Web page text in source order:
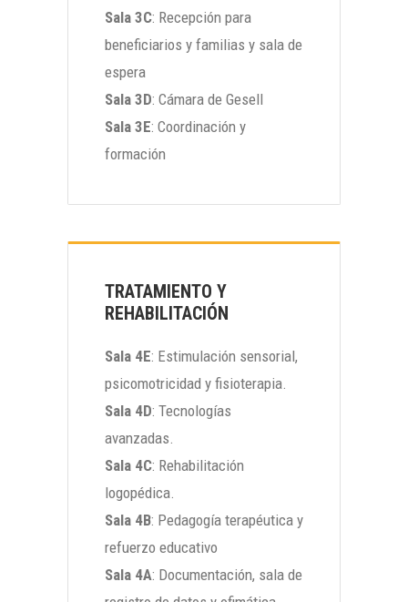
Sala 3C: Recepción para
beneficiarios y familias y sala de
espera
Sala 3D: Cámara de Gesell
Sala 3E: Coordinación y
formación
TRATAMIENTO Y
REHABILITACIÓN
Sala 4E: Estimulación sensorial,
psicomotricidad y fisioterapia.
Sala 4D: Tecnologías
avanzadas.
Sala 4C: Rehabilitación
logopédica.
Sala 4B: Pedagogía terapéutica y
refuerzo educativo
Sala 4A: Documentación, sala de